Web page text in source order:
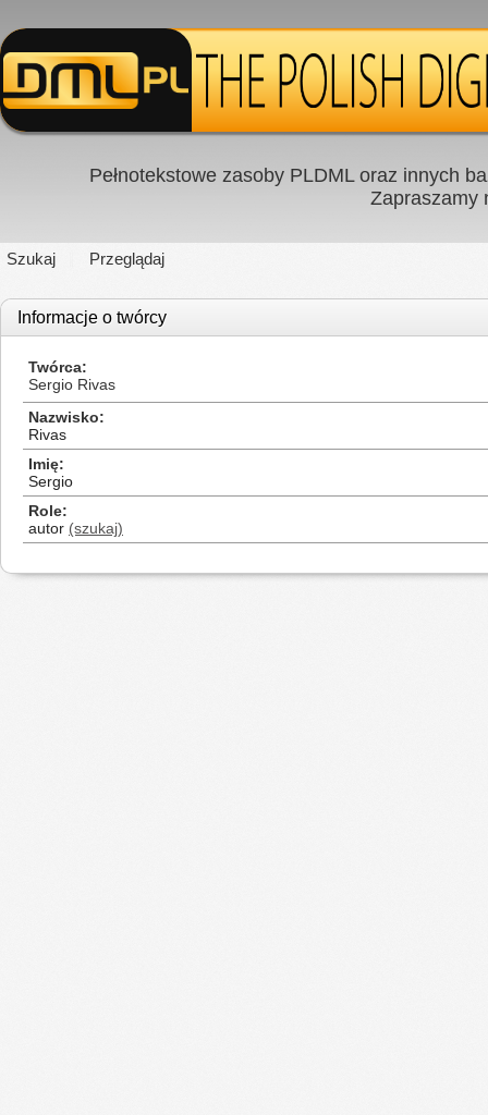
Pełnotekstowe zasoby PLDML oraz innych
Zapraszamy
Szukaj Przeglądaj
Informacje o twórcy
Twórca
Sergio Rivas
Nazwisko
Rivas
Imię
Sergio
Role
autor (szukaj)